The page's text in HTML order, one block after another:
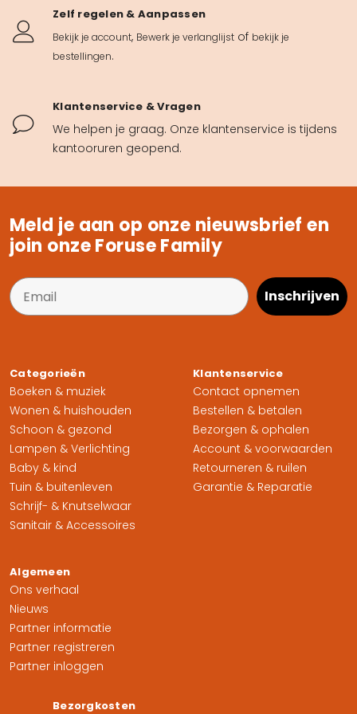
Zelf regelen & Aanpassen
Bekijk je account, Bewerk je verlanglijst of bekijk je
bestellingen.
Klantenservice & Vragen
We helpen je graag. Onze klantenservice is tijdens
kantooruren geopend.
Meld je aan op onze nieuwsbrief en
join onze Foruse Family
Inschrijven
Categorieën
Boeken & muziek
Wonen & huishouden
Schoon & gezond
Lampen & Verlichting
Baby & kind
Tuin & buitenleven
Schrijf- & Knutselwaar
Sanitair & Accessoires
Klantenservice
Contact opnemen
Bestellen & betalen
Bezorgen & ophalen
Account & voorwaarden
Retourneren & ruilen
Garantie & Reparatie
Algemeen
Ons verhaal
Nieuws
Partner informatie
Partner registreren
Partner inloggen
Bezorgkosten